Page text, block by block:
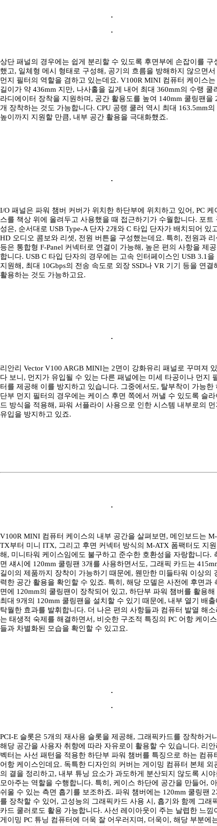
상단 패널의 경우에는 쉽게 분리할 수 있도록 후면부에 손잡이를 구
했고, 일체형 메시 형태로 구성해, 공기의 흐름을 방해하지 않으면서
먼지 필터의 역할을 겸하고 있는데요. V100R MINI 컴퓨터 케이스는
길이가 약 436mm 지만, 나사홀을 길게 내어 최대 360mm의 수랭 쿨
라디에이터 장착을 지원하며, 공간 활용도를 높여 140mm 쿨링팬을
개 장착하는 것도 가능합니다. CPU 공랭 쿨러 역시 최대 163.5mm의
높이까지 지원할 만큼, 내부 공간 활용을 극대화했죠.
I/O 패널은 파워 챔버 커버가 위치한 하단부에 위치하고 있어, PC 케
스를 책상 위에 올려두고 사용했을 때 접근하기가 수월합니다. 포트
성은, 순서대로 USB Type-A 단자 2개와 C 타입 단자가 배치되어 있
HD 오디오 콤보와 리셋, 전원 버튼을 구성했는데요. 특히, 전원과 리
등은 통합형 F-Panel 커넥터로 연결이 가능해, 높은 편의 사항을 제공
합니다. USB C 타입 단자의 경우에는 고속 인터페이스인 USB 3.1을
지원해, 최대 10Gbps의 전송 속도로 외장 SSD나 VR 기기 등을 연결
활용하는 것도 가능하고요.
리안리 Vector V100 ARGB MINI는 2면이 강화유리 패널로 꾸며져 있
다 보니, 먼지가 유입될 수 있는 다른 패널에는 미세 타공이나 먼지
터를 제공해 이를 방지하고 있습니다. 그중에서도, 탈부착이 가능한
단부 먼지 필터의 경우에는 케이스 후면 쪽에서 꺼낼 수 있도록 슬라
드 방식을 적용해, 파워 서플라이 사용으로 인한 시스템 내부로의 먼
유입을 방지하고 있죠.
V100R MINI 컴퓨터 케이스의 내부 공간을 살펴보면, 메인보드는
TX부터 미니 ITX, 그리고 후면 커넥터 방식의 M-ATX 폼팩터도 지원
해, 미니타워 케이스임에도 불구하고 준수한 호환성을 자랑합니다.
면 섀시에 120mm 쿨링팬 3개를 사용하면서도, 그래픽 카드는
길이의 제품까지 장착이 가능하기 때문에, 웬만한 미들타워 이상의
력한 공간 활용을 확인할 수 있죠. 특히, 해당 모델은 사전에 후면과
면에 120mm의 쿨링팬이 장착되어 있고, 하단부 파워 챔버를 활용해
최대 9개의 120mm 쿨링팬을 설치할 수 있기 때문에, 내부 열기 배출
탁월한 효과를 발휘합니다. 더 나은 편의 사항들과 컴퓨터 발열 해소
는 태생적 숙제를 해결하면서, 비슷한 구조적 특징의 PC 어항 케이스
들과 차별화된 모습을 확인할 수 있고요.
PCI-E 슬롯은 5개의 재사용 슬롯을 제공해, 그래픽카드를 장착하거
해당 공간을 사용자 취향에 따라 자유로이 활용할 수 있습니다. 리안
벡터는 사선 패턴을 적용한 하단부 파워 챔버를 특징으로 하는 컴퓨
어항 케이스인데요. 독특한 디자인의 커버는 게이밍 컴퓨터 본체 외
의 결을 정리하고, 내부 튜닝 요소가 과도하게 분산되지 않도록 시야
모아주는 역할을 수행합니다. 특히, 케이스 하단에 공간을 만들어, 아
쉬울 수 있는 측면 흡기를 보조하죠. 파워 챔버에는 120mm 쿨링팬 2
를 장착할 수 있어, 고성능의 그래픽카드 사용 시, 흡기와 함께 그래
카드 쿨러로도 활용 가능합니다. 사선 레이아웃이 주는 날렵한 느낌
게이밍 PC 튜닝 컴퓨터에 더욱 잘 어우러지며, 더욱이, 해당 부분에